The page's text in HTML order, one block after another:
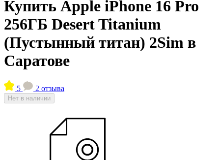
Купить Apple iPhone 16 Pro
256ГБ Desert Titanium
(Пустынный титан) 2Sim в
Саратове
5 2 отзыва
Нет в наличии